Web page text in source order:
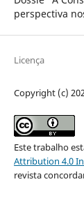
perspectiva
Licença
Copyright (c)
Este trabalho
Attribution 4.0
revista